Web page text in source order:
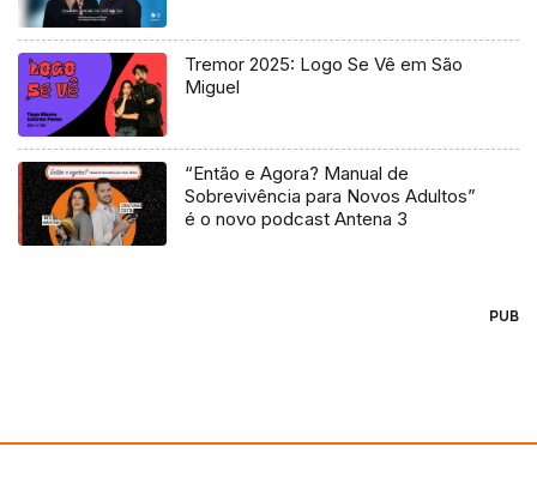
Tremor 2025: Logo Se Vê em São
Miguel
“Então e Agora? Manual de
Sobrevivência para Novos Adultos”
é o novo podcast Antena 3
PUB